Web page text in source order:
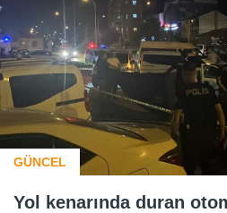
GÜNCEL
Yol kenarında duran